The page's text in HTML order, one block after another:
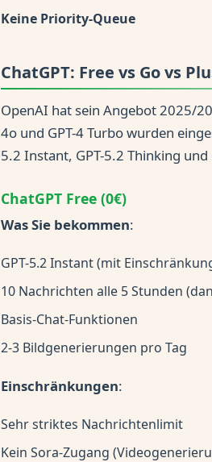
Keine Priority-Queue
ChatGPT: Free vs Go vs
OpenAI hat sein Angebot 2025/
4o und GPT-4 Turbo wurden
5.2 Instant, GPT-5.2 Thinking und
ChatGPT Free (0€)
Was Sie bekommen:
GPT-5.2 Instant (mit
10 Nachrichten alle 5 Stunden
Basis-Chat-Funktionen
2-3 Bildgenerierungen pro Tag
Einschränkungen:
Sehr striktes Nachrichtenlimit
Kein Sora-Zugang